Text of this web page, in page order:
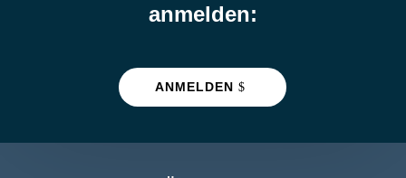
anmelden:
ANMELDEN